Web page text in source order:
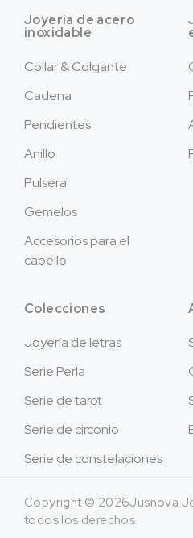
Joyería de acero
inoxidable
Collar & Colgante
Cadena
Pendientes
Anillo
Pulsera
Gemelos
Accesorios para el
cabello
Colecciones
Joyería de letras
Serie Perla
Serie de tarot
Serie de circonio
Serie de constelaciones
Copyright © 2026Jusnova
todos los derechos.